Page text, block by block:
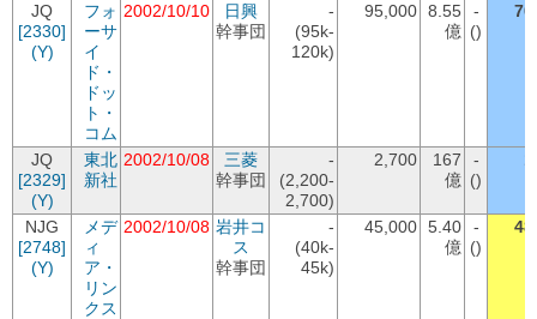
JQ
[2330]
(Y)
フォ
ーサ
イ
ド・
ドッ
ト・
コム
2002/10/10
日興
幹事団
-
(95k-
120k)
95,000 8.55
億
-
()
JQ
[2329]
(Y)
東北
新社
2002/10/08
三菱
幹事団
-
(2,200-
2,700)
2,700
167
億
-
()
NJG
[2748]
(Y)
メデ
ィ
ア・
リン
クス
2002/10/08 岩井コ
ス
幹事団
-
(40k-
45k)
45,000 5.40
億
-
()